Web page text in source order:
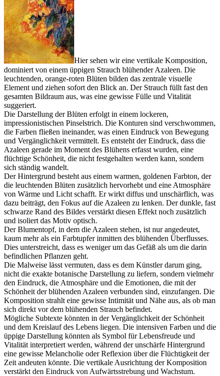
Hier sehen wir eine vertikale Komposition,
dominiert von einem üppigen Strauch blühender Azaleen. Die
leuchtenden, orange-roten Blüten bilden das zentrale visuelle
Element und ziehen sofort den Blick an. Der Strauch füllt fast den
gesamten Bildraum aus, was eine gewisse Fülle und Vitalität
suggeriert.
Die Darstellung der Blüten erfolgt in einem lockeren,
impressionistischen Pinselstrich. Die Konturen sind verschwommen,
die Farben fließen ineinander, was einen Eindruck von Bewegung
und Vergänglichkeit vermittelt. Es entsteht der Eindruck, dass die
Azaleen gerade im Moment des Blühens erfasst wurden, eine
flüchtige Schönheit, die nicht festgehalten werden kann, sondern
sich ständig wandelt.
Der Hintergrund besteht aus einem warmen, goldenen Farbton, der
die leuchtenden Blüten zusätzlich hervorhebt und eine Atmosphäre
von Wärme und Licht schafft. Er wirkt diffus und unschärflich, was
dazu beiträgt, den Fokus auf die Azaleen zu lenken. Der dunkle, fast
schwarze Rand des Bildes verstärkt diesen Effekt noch zusätzlich
und isoliert das Motiv optisch.
Der Blumentopf, in dem die Azaleen stehen, ist nur angedeutet,
kaum mehr als ein Farbtupfer inmitten des blühenden Überflusses.
Dies unterstreicht, dass es weniger um das Gefäß als um die darin
befindlichen Pflanzen geht.
Die Malweise lässt vermuten, dass es dem Künstler darum ging,
nicht die exakte botanische Darstellung zu liefern, sondern vielmehr
den Eindruck, die Atmosphäre und die Emotionen, die mit der
Schönheit der blühenden Azaleen verbunden sind, einzufangen. Die
Komposition strahlt eine gewisse Intimität und Nähe aus, als ob man
sich direkt vor dem blühenden Strauch befindet.
Mögliche Subtexte könnten in der Vergänglichkeit der Schönheit
und dem Kreislauf des Lebens liegen. Die intensiven Farben und die
üppige Darstellung könnten als Symbol für Lebensfreude und
Vitalität interpretiert werden, während der unschärfe Hintergrund
eine gewisse Melancholie oder Reflexion über die Flüchtigkeit der
Zeit andeuten könnte. Die vertikale Ausrichtung der Komposition
verstärkt den Eindruck von Aufwärtsstrebung und Wachstum.